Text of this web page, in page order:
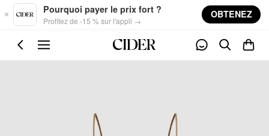
Skip to main content
Pourquoi payer le prix fort ?
Profitez de -15 % sur l'appli →
OBTENEZ